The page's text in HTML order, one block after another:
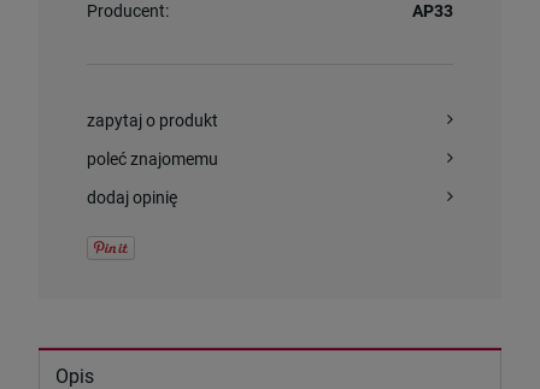
Producent: AP33
zapytaj o produkt
poleć znajomemu
dodaj opinię
Opis